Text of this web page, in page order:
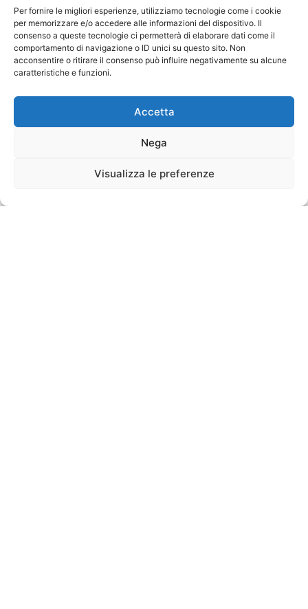
Per fornire le migliori esperienze, utilizziamo tecnologie come i cookie
per memorizzare e/o accedere alle informazioni del dispositivo. Il
consenso a queste tecnologie ci permetterà di elaborare dati come il
comportamento di navigazione o ID unici su questo sito. Non
acconsentire o ritirare il consenso può influire negativamente su alcune
caratteristiche e funzioni.
Accetta
Nega
Visualizza le preferenze